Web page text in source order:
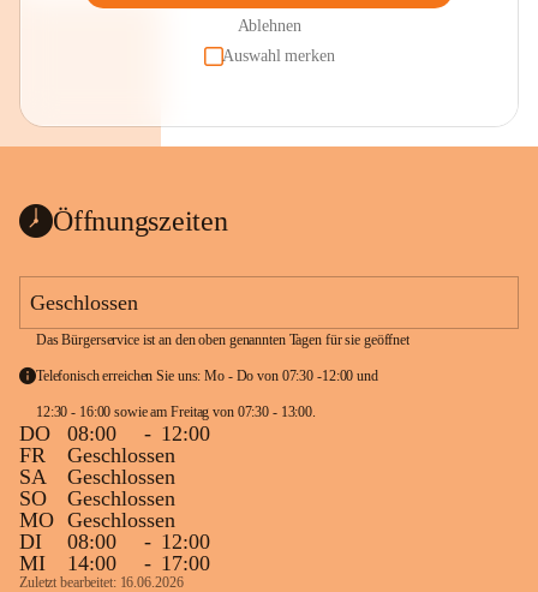
Ablehnen
Auswahl merken
Öffnungszeiten
Geschlossen
Das Bürgerservice ist an den oben genannten Tagen für sie geöffnet
Telefonisch erreichen Sie uns: Mo - Do von 07:30 -12:00 und
DO 08:00 - 12:00
FR
Geschlossen
SA
Geschlossen
SO
Geschlossen
MO Geschlossen
DI
08:00 - 12:00
MI
14:00 - 17:00
Zuletzt bearbeitet: 16.06.2026